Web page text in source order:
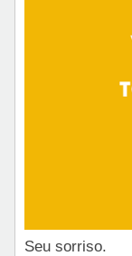
Seu sorriso.